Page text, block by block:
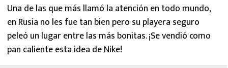
Una de las que más llamó la atención en todo mundo,
en Rusia no les fue tan bien pero su playera seguro
peleó un lugar entre las más bonitas. ¡Se vendió como
pan caliente esta idea de Nike!